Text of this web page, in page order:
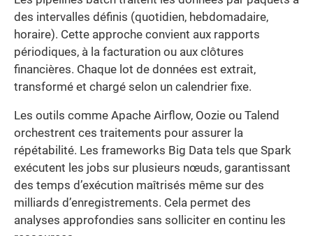
des intervalles définis (quotidien, hebdomadaire,
horaire). Cette approche convient aux rapports
périodiques, à la facturation ou aux clôtures
financières. Chaque lot de données est extrait,
transformé et chargé selon un calendrier fixe.
Les outils comme Apache Airflow, Oozie ou Talend
orchestrent ces traitements pour assurer la
répétabilité. Les frameworks Big Data tels que Spark
exécutent les jobs sur plusieurs nœuds, garantissant
des temps d’exécution maîtrisés même sur des
milliards d’enregistrements. Cela permet des
analyses approfondies sans solliciter en continu les